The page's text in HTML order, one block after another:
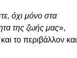
όχι μόνο στα
της ζωής μας»,
το περιβάλλον και